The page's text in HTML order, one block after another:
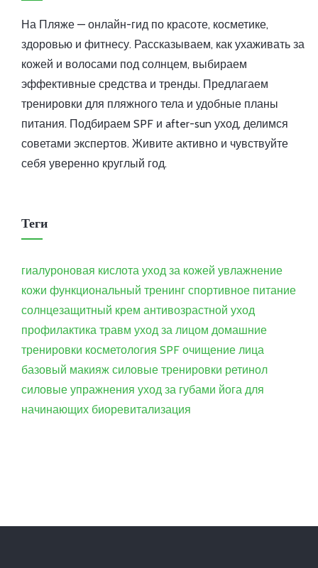
На Пляже — онлайн-гид по красоте, косметике,
здоровью и фитнесу. Рассказываем, как ухаживать за
кожей и волосами под солнцем, выбираем
эффективные средства и тренды. Предлагаем
тренировки для пляжного тела и удобные планы
питания. Подбираем SPF и after-sun уход, делимся
советами экспертов. Живите активно и чувствуйте
себя уверенно круглый год.
Теги
гиалуроновая кислота уход за кожей увлажнение
кожи функциональный тренинг спортивное питание
солнцезащитный крем антивозрастной уход
профилактика травм уход за лицом домашние
тренировки косметология SPF очищение лица
базовый макияж силовые тренировки ретинол
силовые упражнения уход за губами йога для
начинающих биоревитализация